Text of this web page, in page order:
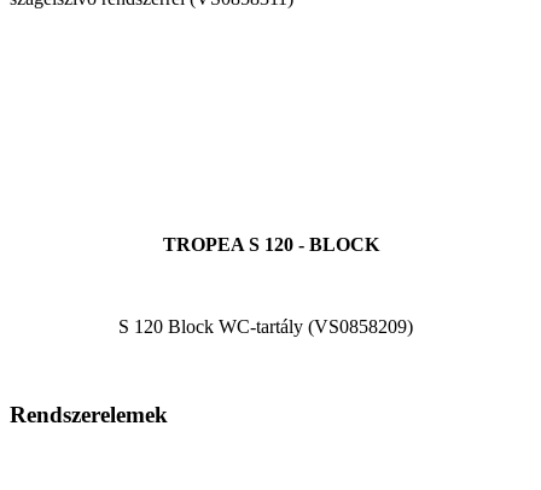
TROPEA S 120 - BLOCK
S 120 Block WC-tartály (VS0858209)
Rendszerelemek